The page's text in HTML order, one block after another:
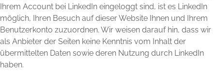
Ihrem Account bei LinkedIn eingeloggt sind, ist es LinkedIn
möglich, Ihren Besuch auf dieser Website Ihnen und Ihrem
Benutzerkonto zuzuordnen. Wir weisen darauf hin, dass wir
als Anbieter der Seiten keine Kenntnis vom Inhalt der
übermittelten Daten sowie deren Nutzung durch LinkedIn
haben.